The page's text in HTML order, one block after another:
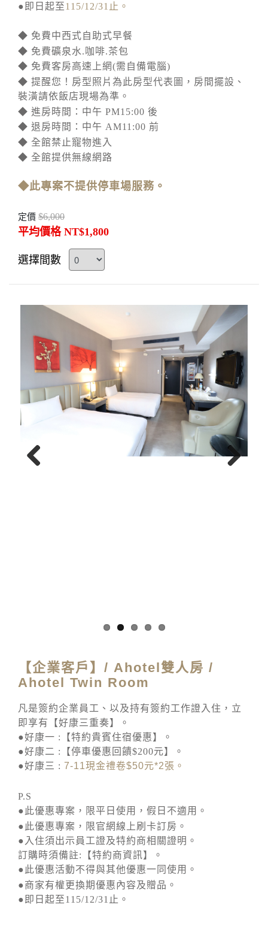
●即日起至115/12/31止。
◆ 免費中西式自助式早餐
◆ 免費礦泉水.咖啡.茶包
◆ 免費客房高速上網(需自備電腦)
◆ 提醒您！房型照片為此房型代表圖，房間擺設、
裝潢請依飯店現場為準。
◆ 進房時間：中午 PM15:00 後
◆ 退房時間：中午 AM11:00 前
◆ 全館禁止寵物進入
◆ 全館提供無線網路
◆此專案不提供停車場服務。
定價 $6,000
平均價格 NT$1,800
選擇間數
【企業客戶】/ Ahotel雙人房 /
Ahotel Twin Room
凡是簽約企業員工、以及持有簽約工作證入住，立
即享有【好康三重奏】。
●好康一 :【特約貴賓住宿優惠】。
●好康二 :【停車優惠回饋$200元】。
●好康三 : 7-11現金禮卷$50元*2張。
P.S
●此優惠專案，限平日使用，假日不適用。
●此優惠專案，限官網線上刷卡訂房。
●入住須出示員工證及特約商相關證明。
訂購時須備註:【特約商資訊】。
●此優惠活動不得與其他優惠一同使用。
●商家有權更換期優惠內容及贈品。
●即日起至115/12/31止。